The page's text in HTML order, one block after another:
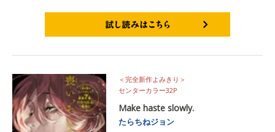
＜完全新作よみきり＞
センターカラー32P
Make haste slowly.
たらちねジョン